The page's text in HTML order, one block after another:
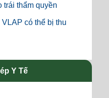
trái thẩm quyền
có thể bị thu
Y Tế